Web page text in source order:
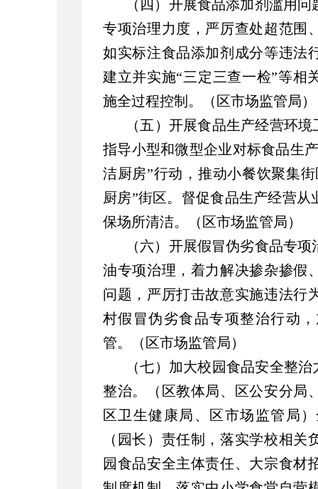
（四）开展食品添加剂滥用
专项治理力度，严厉查处超范围
如实标注食品添加剂成分等违法
建立并实施“三定三查一检”等相
施全过程控制。（区市场监管局）
（五）开展食品生产经营环
指导小型和微型企业对标食品生
洁厨房”行动，推动小餐饮聚集
厨房”街区。督促食品生产经营
保场所清洁。（区市场监管局）
（六）开展假冒伪劣食品专
油专项治理，着力解决掺杂掺假
问题，严厉打击故意实施违法行
村假冒伪劣食品专项整治行动
管。（区市场监管局）
（七）加大校园食品安全整
整治。（区教体局、区公安分局
区卫生健康局、区市场监管局
（园长）责任制，落实学校相
园食品安全主体责任、大宗食材